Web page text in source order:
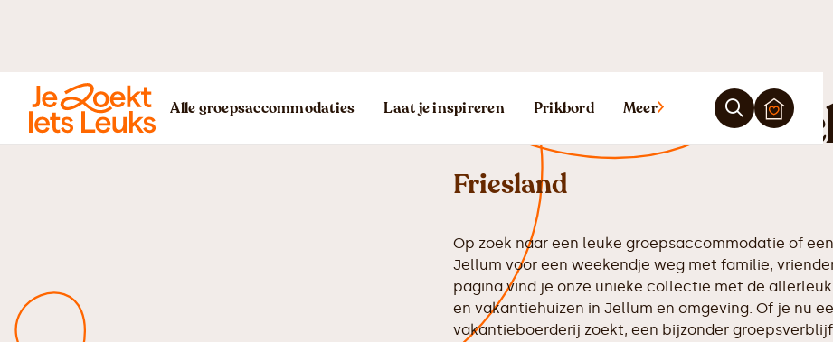
Alle groepsaccommodaties Laat je inspireren Prikbord Meer
Vakantiehuis
Friesland
Op zoek naar een leuke groepsaccommodatie of
Jellum voor een weekendje weg met familie,
pagina vind je onze unieke collectie met de
en vakantiehuizen in Jellum en omgeving. Of je nu
vakantieboerderij zoekt, een bijzonder